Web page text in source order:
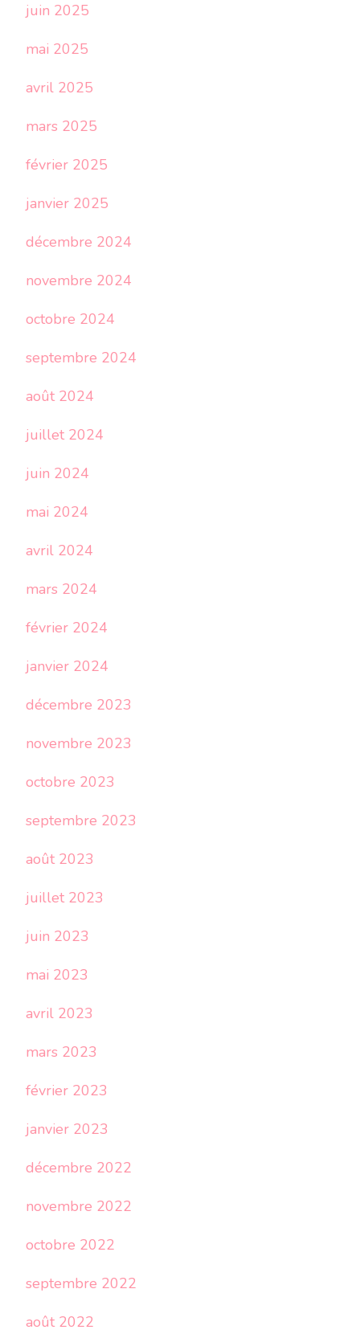
juin 2025
mai 2025
avril 2025
mars 2025
février 2025
janvier 2025
décembre 2024
novembre 2024
octobre 2024
septembre 2024
août 2024
juillet 2024
juin 2024
mai 2024
avril 2024
mars 2024
février 2024
janvier 2024
décembre 2023
novembre 2023
octobre 2023
septembre 2023
août 2023
juillet 2023
juin 2023
mai 2023
avril 2023
mars 2023
février 2023
janvier 2023
décembre 2022
novembre 2022
octobre 2022
septembre 2022
août 2022